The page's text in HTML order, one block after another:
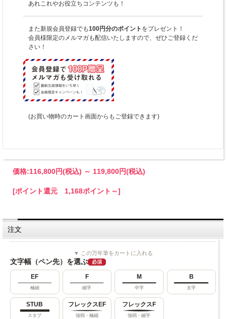
あれこれやお役立ちコンテンツも！
また新規会員登録でも100円分のポイント をプレゼント！
会員様限定のメルマガも配信いたしますので、ぜひご登録くだ
さい！
(お買い物時のカート画面からもご登録できます)
価格:116,800円(税込) ～ 119,800円(税込)
[ポイント還元 1,168ポイント～]
注文
▼ この万年筆をカートに入れる
文字幅（ペン先）を選ぶ 必須
EF
極細
F
細字
M
中字
B
太字
STUB
スタブ
フレックスEF
強弱・極細
フレックスF
強弱・細字